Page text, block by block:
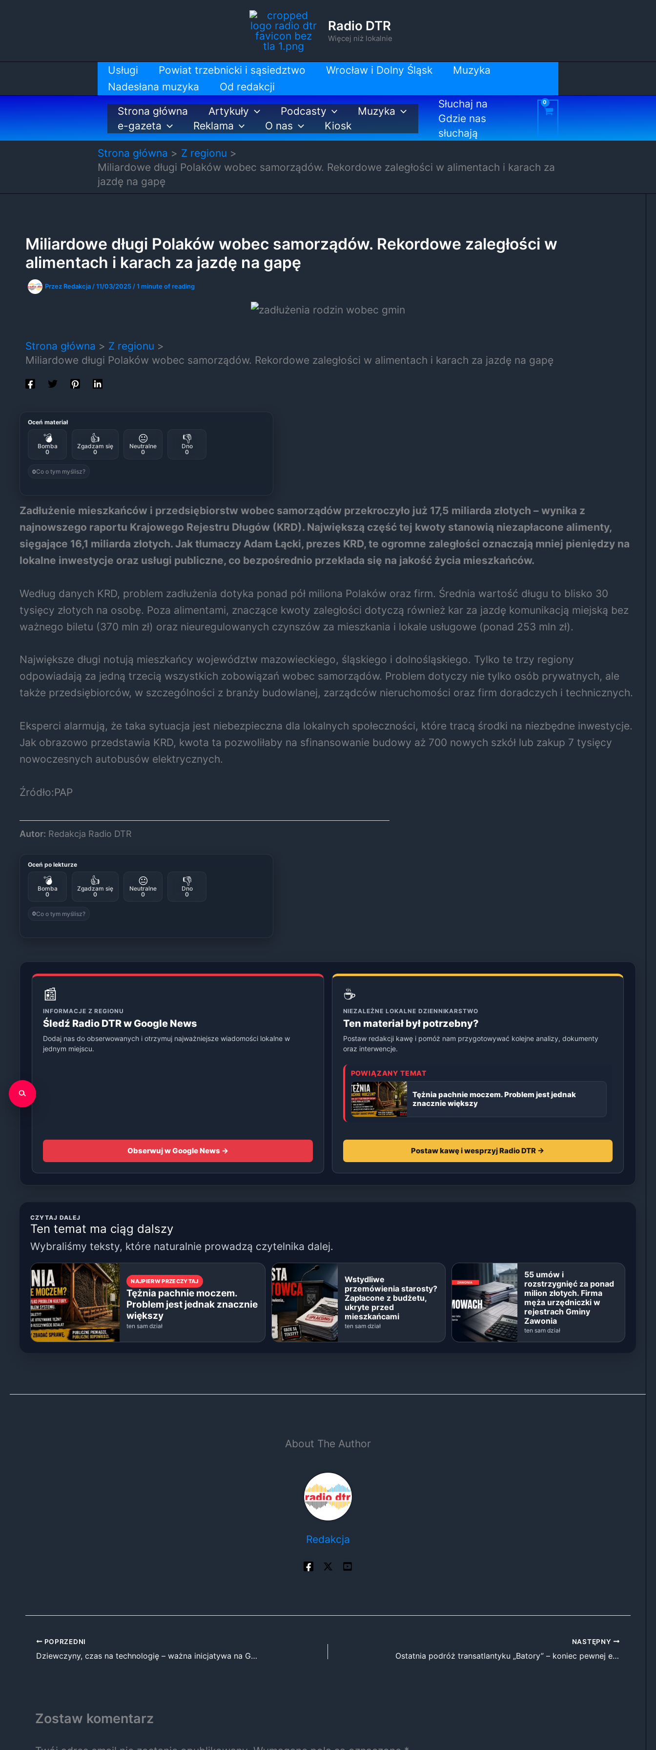
Radio DTR
Więcej niż lokalnie
Usługi Powiat trzebnicki i sąsiedztwo Wrocław i Dolny Śląsk
Muzyka
Nadesłana muzyka
Od redakcji
Strona główna
Artykuły Podcasty
Muzyka
e-gazeta
Reklama O nas Kiosk
Słuchaj na
Gdzie nas
słuchają
Strona główna
Z regionu
Miliardowe długi Polaków wobec samorządów. Rekordowe zaległości w alimentach i karach za
jazdę na gapę
Miliardowe długi Polaków wobec samorządów. Rekordowe zaległości w
alimentach i karach za jazdę na gapę
Przez Redakcja /11/03/2025 /1 minute of reading
Strona główna
Z regionu
Miliardowe długi Polaków wobec samorządów. Rekordowe zaległości w alimentach i karach za jazdę na gapę
Oceń materiał
💣
Bomba
0
👍
Zgadzam się
0
😐
Neutralne
0
👎
Dno
0
0Co o tym myślisz?
Zadłużenie mieszkańców i przedsiębiorstw wobec samorządów przekroczyło już 17,5 miliarda złotych – wynika z
najnowszego raportu Krajowego Rejestru Długów (KRD). Największą część tej kwoty stanowią niezapłacone alimenty,
sięgające 16,1 miliarda złotych. Jak tłumaczy Adam Łącki, prezes KRD, te ogromne zaległości oznaczają mniej pieniędzy na
lokalne inwestycje oraz usługi publiczne, co bezpośrednio przekłada się na jakość życia mieszkańców.
Według danych KRD, problem zadłużenia dotyka ponad pół miliona Polaków oraz firm. Średnia wartość długu to blisko 30
tysięcy złotych na osobę. Poza alimentami, znaczące kwoty zaległości dotyczą również kar za jazdę komunikacją miejską bez
ważnego biletu (370 mln zł) oraz nieuregulowanych czynszów za mieszkania i lokale usługowe (ponad 253 mln zł).
Największe długi notują mieszkańcy województw mazowieckiego, śląskiego i dolnośląskiego. Tylko te trzy regiony
odpowiadają za jedną trzecią wszystkich zobowiązań wobec samorządów. Problem dotyczy nie tylko osób prywatnych, ale
także przedsiębiorców, w szczególności z branży budowlanej, zarządców nieruchomości oraz firm doradczych i technicznych.
Eksperci alarmują, że taka sytuacja jest niebezpieczna dla lokalnych społeczności, które tracą środki na niezbędne inwestycje.
Jak obrazowo przedstawia KRD, kwota ta pozwoliłaby na sfinansowanie budowy aż 700 nowych szkół lub zakup 7 tysięcy
nowoczesnych autobusów elektrycznych.
Źródło:PAP
Autor: Redakcja Radio DTR
Oceń po lekturze
💣
Bomba
0
👍
Zgadzam się
0
😐
Neutralne
0
👎
Dno
0
0Co o tym myślisz?
📰
INFORMACJE Z REGIONU
Śledź Radio DTR w Google News
Dodaj nas do obserwowanych i otrzymuj najważniejsze wiadomości lokalne w
jednym miejscu.
Obserwuj w Google News →
☕
NIEZALEŻNE LOKALNE DZIENNIKARSTWO
Ten materiał był potrzebny?
Postaw redakcji kawę i pomóż nam przygotowywać kolejne analizy, dokumenty
oraz interwencje.
POWIĄZANY TEMAT
Tężnia pachnie moczem. Problem jest jednak
znacznie większy
Postaw kawę i wesprzyj Radio DTR →
CZYTAJ DALEJ
Ten temat ma ciąg dalszy
Wybraliśmy teksty, które naturalnie prowadzą czytelnika dalej.
NAJPIERW PRZECZYTAJ
Tężnia pachnie moczem.
Problem jest jednak znacznie
większy
ten sam dział
Wstydliwe
przemówienia starosty?
Zapłacone z budżetu,
ukryte przed
mieszkańcami
ten sam dział
55 umów i
rozstrzygnięć za ponad
milion złotych. Firma
męża urzędniczki w
rejestrach Gminy
Zawonia
ten sam dział
About The Author
Redakcja
POPRZEDNI
Dziewczyny, czas na technologię – ważna inicjatywa na Górnym Śląsku!
NASTĘPNY
Ostatnia podróż transatlantyku „Batory” – koniec pewnej epoki
Zostaw komentarz